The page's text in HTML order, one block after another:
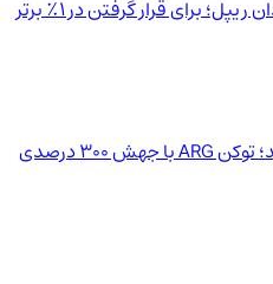
به‌روزرسانی لیست ثروتمندان ریپل؛ برای قرار گرفتن در ۱٪ برتر
آرژانتین به نیمه‌نهایی رسید؛ توکن ARG با جهش ۳۰۰ درصدی